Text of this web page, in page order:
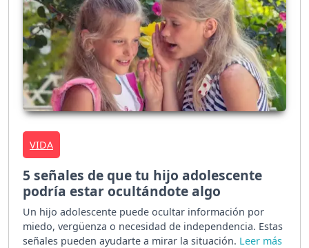
VIDA
5 señales de que tu hijo adolescente
podría estar ocultándote algo
Un hijo adolescente puede ocultar información por
miedo, vergüenza o necesidad de independencia. Estas
señales pueden ayudarte a mirar la situación.